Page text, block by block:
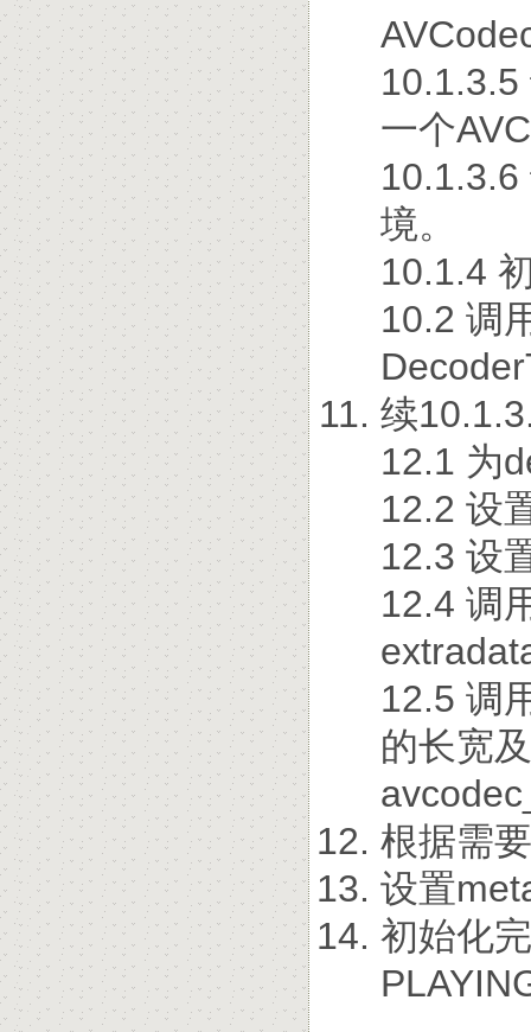
一个
10.1.3.6
境。
10.1.4
10.2 调
续
12.1 为
12.2 设
12.3 设
12.4 调
12.5 调
的长宽
根据需
设置
初始化